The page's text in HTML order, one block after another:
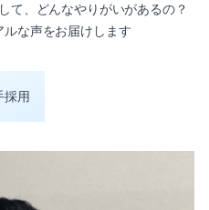
て、どんなやりがいがあるの？
な声をお届けします
採用